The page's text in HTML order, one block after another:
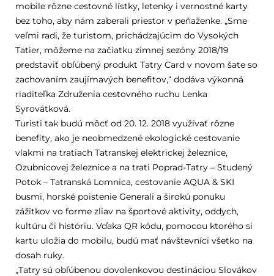
mobile rôzne cestovné lístky, letenky i vernostné karty
bez toho, aby nám zaberali priestor v peňaženke. „Sme
veľmi radi, že turistom, prichádzajúcim do Vysokých
Tatier, môžeme na začiatku zimnej sezóny 2018/19
predstaviť obľúbený produkt Tatry Card v novom šate so
zachovaním zaujímavých benefitov,“ dodáva výkonná
riaditeľka Združenia cestovného ruchu Lenka
Syrovátková.
Turisti tak budú môcť od 20. 12. 2018 využívať rôzne
benefity, ako je neobmedzené ekologické cestovanie
vlakmi na tratiach Tatranskej elektrickej železnice,
Ozubnicovej železnice a na trati Poprad-Tatry – Studený
Potok – Tatranská Lomnica, cestovanie AQUA & SKI
busmi, horské poistenie Generali a širokú ponuku
zážitkov vo forme zliav na športové aktivity, oddych,
kultúru či históriu. Vďaka QR kódu, pomocou ktorého si
kartu uložia do mobilu, budú mať návštevníci všetko na
dosah ruky.
„Tatry sú obľúbenou dovolenkovou destináciou Slovákov